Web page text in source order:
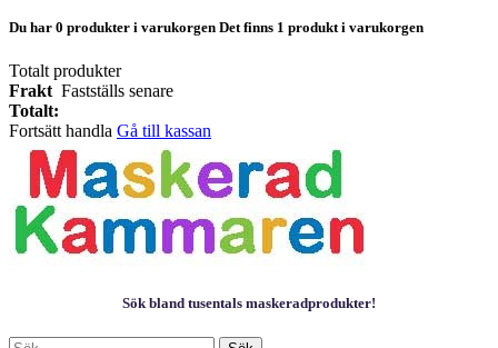
Du har 0 produkter i varukorgen Det finns 1 produkt i varukorgen
Totalt produkter
Frakt Fastställs senare
Totalt:
Fortsätt handla Gå till kassan
Sök bland tusentals maskeradprodukter!